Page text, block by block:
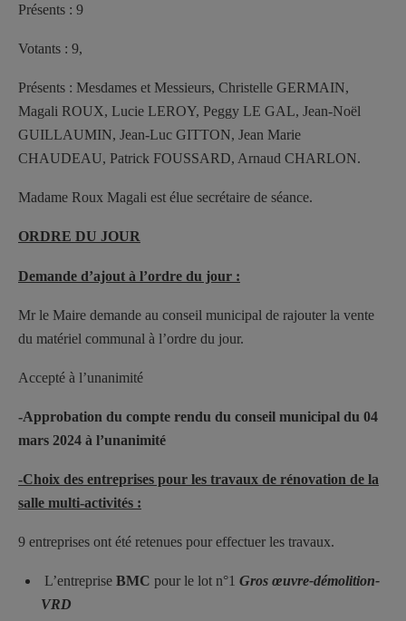
Présents : 9
Votants : 9,
Présents : Mesdames et Messieurs, Christelle GERMAIN,
Magali ROUX, Lucie LEROY, Peggy LE GAL, Jean-Noël
GUILLAUMIN, Jean-Luc GITTON, Jean Marie
CHAUDEAU, Patrick FOUSSARD, Arnaud CHARLON.
Madame Roux Magali est élue secrétaire de séance.
ORDRE DU JOUR
Demande d’ajout à l’ordre du jour :
Mr le Maire demande au conseil municipal de rajouter la vente
du matériel communal à l’ordre du jour.
Accepté à l’unanimité
-Approbation du compte rendu du conseil municipal du 04
mars 2024 à l’unanimité
-Choix des entreprises pour les travaux de rénovation de la
salle multi-activités :
9 entreprises ont été retenues pour effectuer les travaux.
L’entreprise BMC pour le lot n°1 Gros œuvre-démolition-
VRD